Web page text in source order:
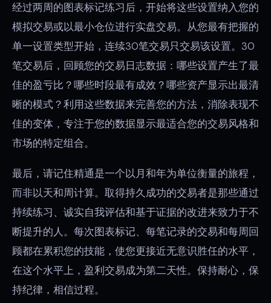
经过两周的图表标记练习后，开始将这些设置纳入您的
模拟交易或以最小仓位进行实盘交易。从您最有把握的
单一设置类型开始，连续30笔交易只交易该设置。30
笔交易后，回顾您的交易日志数据：哪些设置产生了最
佳的盈亏比？哪些时段最有成效？哪些资产显示出最清
晰的模式？利用这些数据来完善您的方法，消除表现不
佳的变体，专注于您的数据显示最适合您的交易风格和
市场的特定组合。
最后，请记住精通是一个以月和年为单位衡量的旅程，
而非以天和周计算。取得持久成功的交易者是那些通过
持续练习、诚实自我评估和基于证据的改进来致力于不
断提升的人。每次图表标记、每笔记录的交易和每周回
顾都在累积您的技能，使您更接近无意识胜任的水平，
在这个水平上，盈利交易成为第二天性。保持耐心，保
持纪律，相信过程。